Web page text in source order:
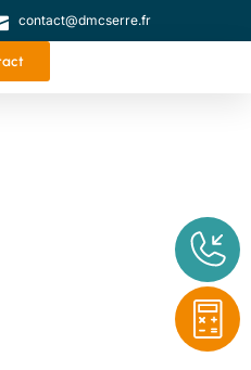
contact@dmcserre.fr
de
toutes